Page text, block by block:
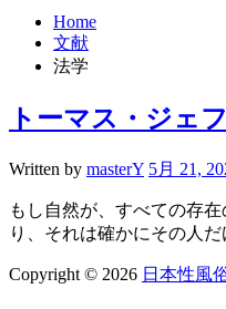
Home
文献
法学
トーマス・ジェ
Written by masterY 5月 21,
もし自然が、すべての存
り、それは確かにその人
Copyright © 2026 日本性風